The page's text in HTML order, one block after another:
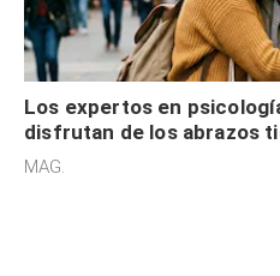
Los expertos en
disfrutan de los abrazos
sensibilidad a los
MAG.